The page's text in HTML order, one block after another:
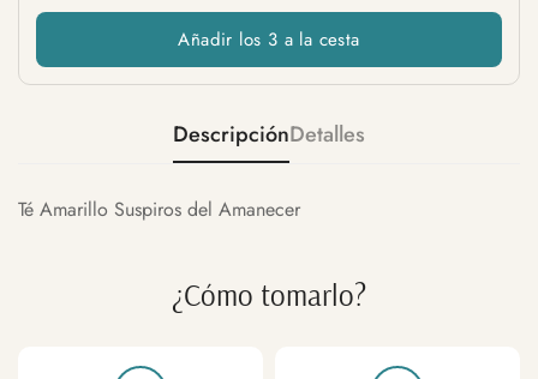
Añadir los 3 a la cesta
DescripciónDetalles
Té Amarillo Suspiros del Amanecer
¿Cómo tomarlo?